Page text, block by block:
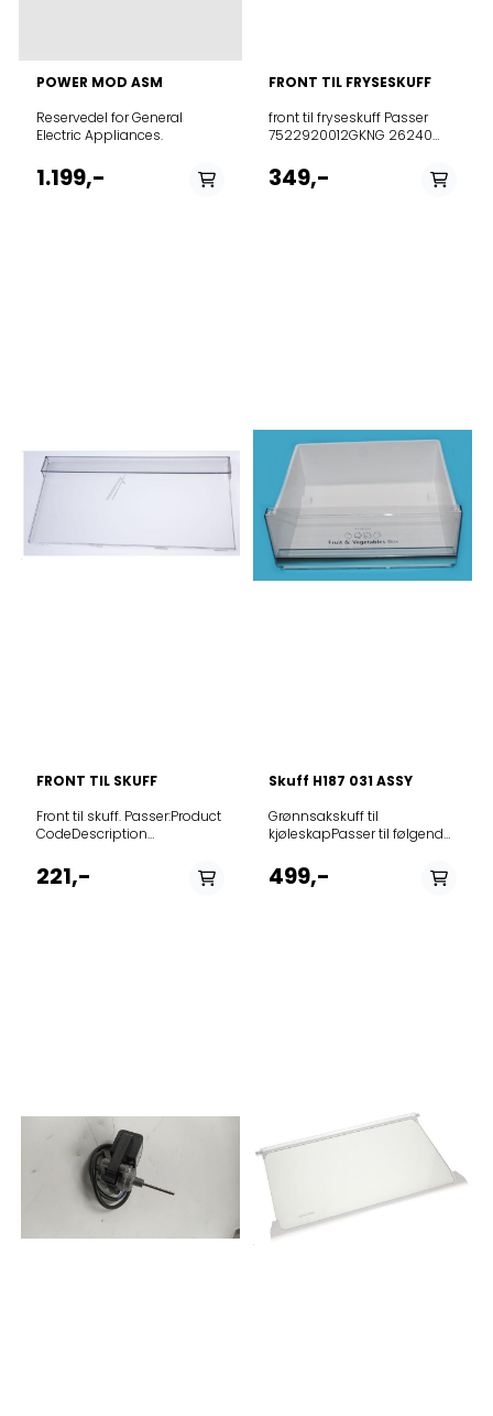
POWER MOD ASM
Reservedel for General
Electric Appliances.
1.199,-
FRONT TIL FRYSESKUFF
front til fryseskuff Passer
7522920012GKNG 26240
7522920008GKNG 26240 N
GRUNDIG EU_K60406N
349,-
FRONT TIL SKUFF
Front til skuff. Passer:Product
CodeDescription
GRUNDIG EU_K60406N
7522920012GKNG 26240
221,-
Skuff H187 031 ASSY
Grønnsakskuff til
kjøleskapPasser til følgende
(Art.No.)Model
739217RIL391D4BWE
499,-